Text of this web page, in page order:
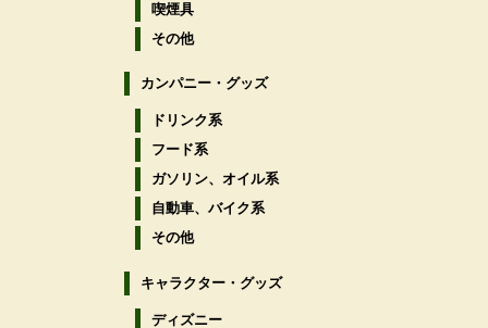
喫煙具
その他
カンパニー・グッズ
ドリンク系
フード系
ガソリン、オイル系
自動車、バイク系
その他
キャラクター・グッズ
ディズニー